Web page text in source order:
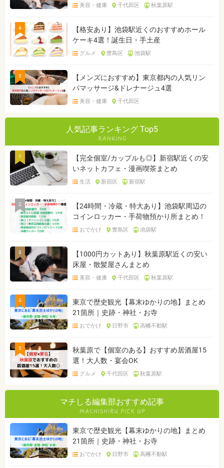
美容・健康 千代田区 秋葉原駅
4
【格安あり】池袋駅近くのおすすめホール
ケーキ4選！誕生日・手土産
グルメ 豊島区 池袋駅
5
【メンズにおすすめ】東京都内の人気リン
パマッサージ&ドレナージュ4選
美容・健康 千代田区
人気記事ランキング Top5
1
【完全個室/カップルも◎】新宿駅近くの安
いネットカフェ・漫画喫茶まとめ
生活 新宿区 新宿駅
2
【24時間・冷蔵・特大あり】池袋駅周辺の
コインロッカー・手荷物預かり所まとめ！
おでかけ 豊島区 池袋駅
3
【1000円カットあり】秋葉原駅近くの安い
床屋・散髪屋さんまとめ
美容・健康 千代田区 秋葉原駅
4
東京で歴史観光【幕末ゆかりの地】まとめ
21箇所｜史跡・神社・お寺
おでかけ 日野市 高幡不動駅
5
秋葉原で【個室のある】おすすめ居酒屋15
選！大人数・宴会OK
グルメ 千代田区 秋葉原駅
マチしる編集部おすすめ記事
東京で歴史観光【幕末ゆかりの地】まとめ
21箇所｜史跡・神社・お寺
おでかけ 日野市 高幡不動駅